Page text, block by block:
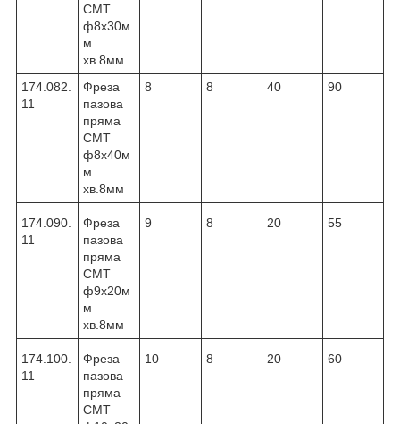
CMT
ф8х30м
м
хв.8мм
174.082.
11
Фреза
пазова
пряма
CMT
ф8х40м
м
хв.8мм
8 8 40 90
174.090.
11
Фреза
пазова
пряма
CMT
ф9х20м
м
хв.8мм
9 8 20 55
174.100.
11
Фреза
пазова
пряма
CMT
10 8 20 60